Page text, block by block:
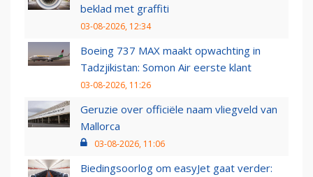
beklad met graffiti
03-08-2026, 12:34
Boeing 737 MAX maakt opwachting in
Tadzjikistan: Somon Air eerste klant
03-08-2026, 11:26
Geruzie over officiële naam vliegveld van
Mallorca
03-08-2026, 11:06
Biedingsoorlog om easyJet gaat verder: